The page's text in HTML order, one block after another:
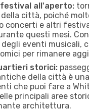
all'aperto:
città, poiché
concerti e altri
questi mesi.
degli eventi musicali,
per rimanere
storici:
della città è
che puoi fare a
principali aree
architettura.